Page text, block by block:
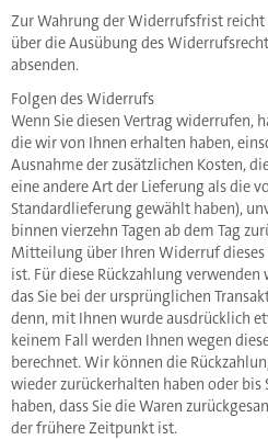
Zur Wahrung der Widerrufsfrist reicht
über die Ausübung des
absenden.
Folgen des Widerrufs
Wenn Sie diesen Vertrag widerrufen,
die wir von Ihnen erhalten haben,
Ausnahme der zusätzlichen Kosten,
eine andere Art der Lieferung als die
Standardlieferung gewählt haben),
binnen vierzehn Tagen ab dem Tag
Mitteilung über Ihren Widerruf dieses
ist. Für diese Rückzahlung
das Sie bei der ursprünglichen
denn, mit Ihnen wurde ausdrücklich
keinem Fall werden Ihnen wegen
berechnet. Wir können die
wieder zurückerhalten haben oder bis
haben, dass Sie die Waren
der frühere Zeitpunkt ist.